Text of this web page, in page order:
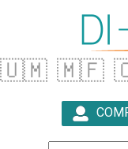
🇺🇲 🇲🇫